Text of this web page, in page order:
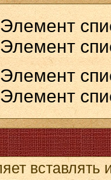
Элемент
Элемент
Элемент
Элемент